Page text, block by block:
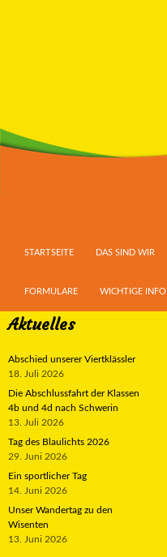
STARTSEITE
DAS SIND WIR
FORMULARE WICHTIGE
Aktuelles
Abschied unserer Viertklässler
18. Juli 2026
Die Abschlussfahrt der Klassen
4b und 4d nach Schwerin
13. Juli 2026
Tag des Blaulichts 2026
29. Juni 2026
Ein sportlicher Tag
14. Juni 2026
Unser Wandertag zu den
Wisenten
13. Juni 2026